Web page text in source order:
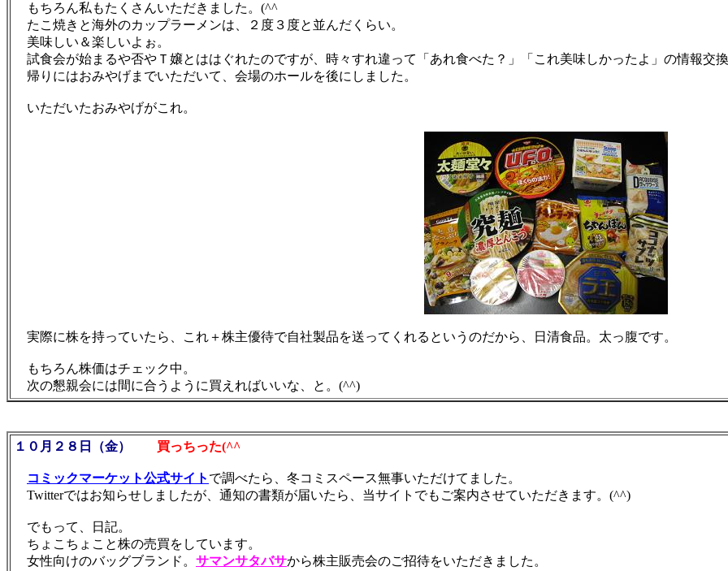
もちろん私もたくさんいただきました。(^^ゞ
たこ焼きと海外のカップラーメンは、２度３度と並んだくらい。
美味しい＆楽しいよぉ。
試食会が始まるや否やＴ嬢とははぐれたのですが、時々すれ違って「あれ食べた？」「これ美味しかったよ」の情報交
帰りにはおみやげまでいただいて、会場のホールを後にしました。
いただいたおみやげがこれ。
実際に株を持っていたら、これ＋株主優待で自社製品を送ってくれるというのだから、日清食品。太っ腹です。
もちろん株価はチェック中。
次の懇親会には間に合うように買えればいいな、と。(^^)
１０月２８日（金） 買っちった(^^ゞ
コミックマーケット公式サイト で調べたら、冬コミスペース無事いただけてました。
Twitterではお知らせしましたが、通知の書類が届いたら、当サイトでもご案内させていただきます。(^^)
でもって、日記。
ちょこちょこと株の売買をしています。
女性向けのバッグブランド。 サマンサタバサから株主販売会のご招待をいただきました。